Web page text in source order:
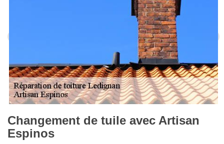
Changement de tuile avec Artisan
Espinos